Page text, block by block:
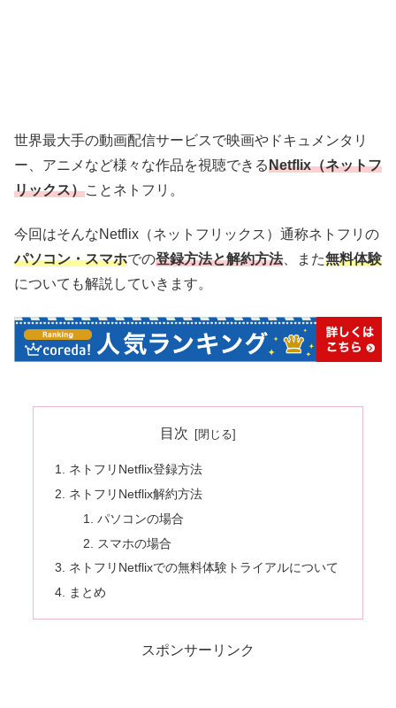
世界最大手の動画配信サービスで映画やドキュメンタリ
ー、アニメなど様々な作品を視聴できるNetflix（ネットフ
リックス）ことネトフリ。
今回はそんなNetflix（ネットフリックス）通称ネトフリの
パソコン・スマホでの登録方法と解約方法、また無料体験
についても解説していきます。
目次
ネトフリNetflix登録方法
ネトフリNetflix解約方法
パソコンの場合
スマホの場合
ネトフリNetflixでの無料体験トライアルについて
まとめ
スポンサーリンク